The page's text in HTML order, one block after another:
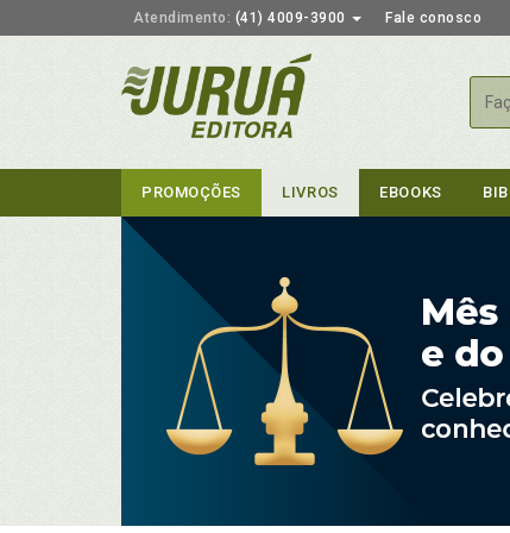
Atendimento: (41) 4009-3900 Fale conosco
PROMOÇÕES LIVROS EBOOKS